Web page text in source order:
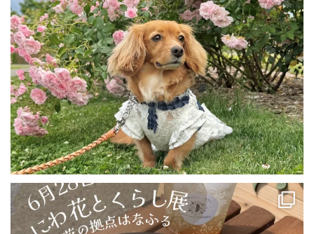
【6/28(土)・29(日)恵庭出店です🍛✨】
こんにちは🍀...